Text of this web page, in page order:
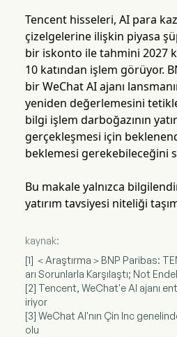
Tencent hisseleri, AI para
çizelgelerine ilişkin piyasa
bir iskonto ile tahmini 2027
10 katından işlem görüyor.
bir WeChat AI ajanı
yeniden değerlemesini
bilgi işlem darboğazının
gerçekleşmesi için
beklemesi gerekebileceğini
Bu makale yalnızca
yatırım tavsiyesi niteliği
kaynak:
[1] ＜Araştırma＞BNP Paribas:
arı Sorunlarla Karşılaştı; Not
[2] Tencent, WeChat'e AI ajanı
iriyor
[3] WeChat AI'nın Çin Inc
olu